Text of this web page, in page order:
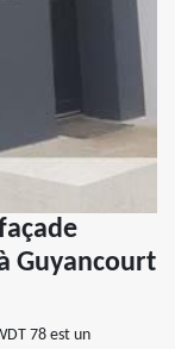
Guyancourt
78 est un